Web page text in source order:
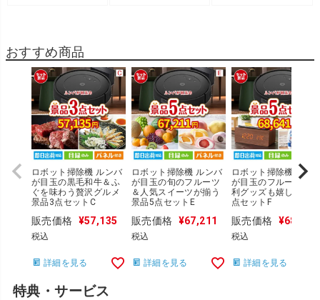
おすすめ商品
ロボット掃除機 ルンバ
が目玉の黒毛和牛＆ふ
ぐを味わう贅沢グルメ
景品3点セットC
販売価格 ¥57,135
税込
詳細を見る
ロボット掃除機 ルンバ
が目玉の旬のフルーツ
＆人気スイーツが揃う
景品5点セットE
販売価格 ¥67,211
税込
詳細を見る
ロボット掃除機 ルン
が目玉のフルーツも便
利グッズも嬉しい景
点セットF
販売価格 ¥68,641
税込
詳細を見る
特典・サービス